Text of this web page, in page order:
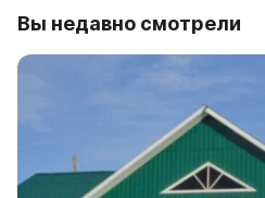
Вы недавно смотрели